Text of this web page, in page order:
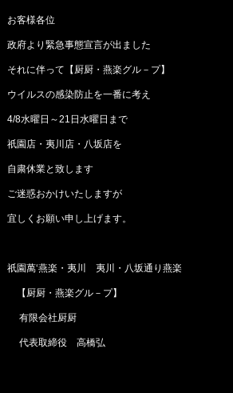
お客様各位
政府より緊急事態宣言が出ました
それに伴って【厨厨・燕楽グル－プ】
ウイルスの感染防止を一番に考え
4/8水曜日～21日水曜日まで
祇園店・夷川店・八坂店を
自粛休業と致します
ご迷惑おかけいたしますが
宜しくお願い申し上げます。
祇園萬‘燕楽・夷川 夷川・八坂通り燕楽
【厨厨・燕楽グル－プ】
有限会社厨厨
代表取締役 高橋弘